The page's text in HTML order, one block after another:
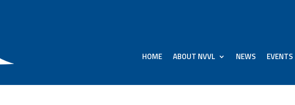
HOME ABOUT NVVL NEWS EVENTS